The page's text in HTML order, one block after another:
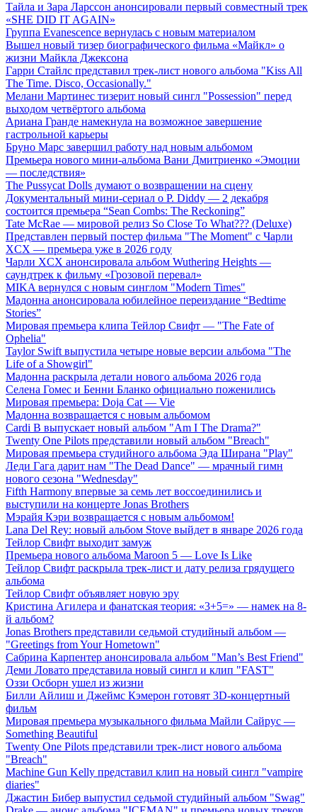
Тайла и Зара Ларссон анонсировали первый совместный трек
«SHE DID IT AGAIN»
Группа Evanescence вернулась с новым материалом
Вышел новый тизер биографического фильма «Майкл» о
жизни Майкла Джексона
Гарри Стайлс представил трек-лист нового альбома "Kiss All
The Time. Disco, Occasionally."
Мелани Мартинес тизерит новый сингл "Possession" перед
выходом четвёртого альбома
Ариана Гранде намекнула на возможное завершение
гастрольной карьеры
Бруно Марс завершил работу над новым альбомом
Премьера нового мини-альбома Вани Дмитриенко «Эмоции
— последствия»
The Pussycat Dolls думают о возвращении на сцену
Документальный мини-сериал о P. Diddy — 2 декабря
состоится премьера “Sean Combs: The Reckoning”
Tate McRae — мировой релиз So Close To What??? (Deluxe)
Представлен первый постер фильма "The Moment" с Чарли
XCX — премьера уже в 2026 году
Чарли XCX анонсировала альбом Wuthering Heights —
саундтрек к фильму «Грозовой перевал»
MIKA вернулся с новым синглом "Modern Times"
Мадонна анонсировала юбилейное переиздание “Bedtime
Stories”
Мировая премьера клипа Тейлор Свифт — "The Fate of
Ophelia"
Taylor Swift выпустила четыре новые версии альбома "The
Life of a Showgirl"
Мадонна раскрыла детали нового альбома 2026 года
Селена Гомес и Бенни Бланко официально поженились
Мировая премьера: Doja Cat — Vie
Мадонна возвращается с новым альбомом
Cardi B выпускает новый альбом "Am I The Drama?"
Twenty One Pilots представили новый альбом "Breach"
Мировая премьера студийного альбома Эда Ширана "Play"
Леди Гага дарит нам "The Dead Dance" — мрачный гимн
нового сезона "Wednesday"
Fifth Harmony впервые за семь лет воссоединились и
выступили на концерте Jonas Brothers
Мэрайя Кэри возвращается с новым альбомом!
Lana Del Rey: новый альбом Stove выйдет в январе 2026 года
Тейлор Свифт выходит замуж
Премьера нового альбома Maroon 5 — Love Is Like
Тейлор Свифт раскрыла трек-лист и дату релиза грядущего
альбома
Тейлор Свифт объявляет новую эру
Кристина Агилера и фанатская теория: «3+5=» — намек на 8-
й альбом?
Jonas Brothers представили седьмой студийный альбом —
"Greetings from Your Hometown"
Сабрина Карпентер анонсировала альбом "Man’s Best Friend"
Деми Ловато представила новый сингл и клип "FAST"
Оззи Осборн ушел из жизни
Билли Айлиш и Джеймс Кэмерон готовят 3D-концертный
фильм
Мировая премьера музыкального фильма Майли Сайрус —
Something Beautiful
Twenty One Pilots представили трек-лист нового альбома
"Breach"
Machine Gun Kelly представил клип на новый сингл "vampire
diaries"
Джастин Бибер выпустил седьмой студийный альбом "Swag"